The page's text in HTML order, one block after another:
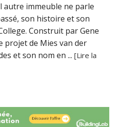
autre immeuble ne parle
son histoire et son
Construit par Gene
projet de Mies van der
et son nom en ...[Lire la